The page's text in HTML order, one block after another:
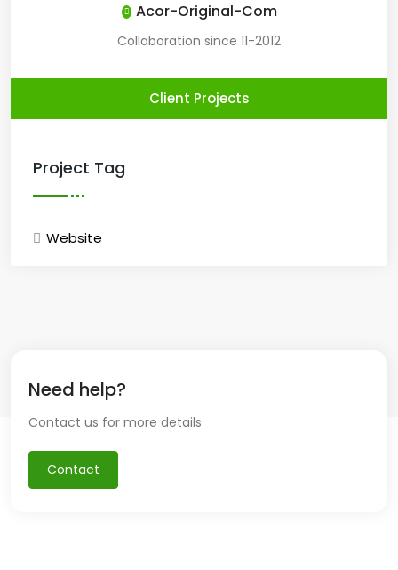
Acor-Original-Com
Collaboration since 11-2012
Client Projects
Project Tag
Website
Need help?
Contact us for more details
Contact